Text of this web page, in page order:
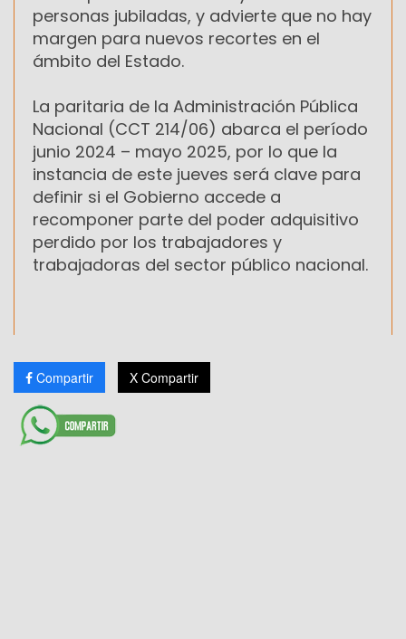
personas jubiladas, y advierte que no hay
margen para nuevos recortes en el
ámbito del Estado.
La paritaria de la Administración Pública
Nacional (CCT 214/06) abarca el período
junio 2024 – mayo 2025, por lo que la
instancia de este jueves será clave para
definir si el Gobierno accede a
recomponer parte del poder adquisitivo
perdido por los trabajadores y
trabajadoras del sector público nacional.
Compartir X Compartir